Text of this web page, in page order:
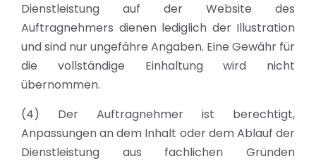
Dienstleistung auf der Website des
Auftragnehmers dienen lediglich der Illustration
und sind nur ungefähre Angaben. Eine Gewähr für
die vollständige Einhaltung wird nicht
übernommen.
(4) Der Auftragnehmer ist berechtigt,
Anpassungen an dem Inhalt oder dem Ablauf der
Dienstleistung aus fachlichen Gründen